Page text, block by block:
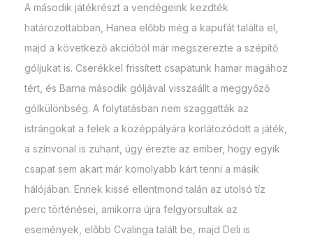
A második játékrészt a vendégeink kezdték
határozottabban, Hanea előbb még a kapufát találta el,
majd a következő akcióból már megszerezte a szépítő
góljukat is. Cserékkel frissített csapatunk hamar magához
tért, és Barna második góljával visszaállt a meggyőző
gólkülönbség. A folytatásban nem szaggatták az
istrángokat a felek a középpályára korlátozódott a játék,
a színvonal is zuhant, úgy érezte az ember, hogy egyik
csapat sem akart már komolyabb kárt tenni a másik
hálójában. Ennek kissé ellentmond talán az utolsó tíz
perc történései, amikorra újra felgyorsultak az
események, előbb Cvalinga talált be, majd Deli is